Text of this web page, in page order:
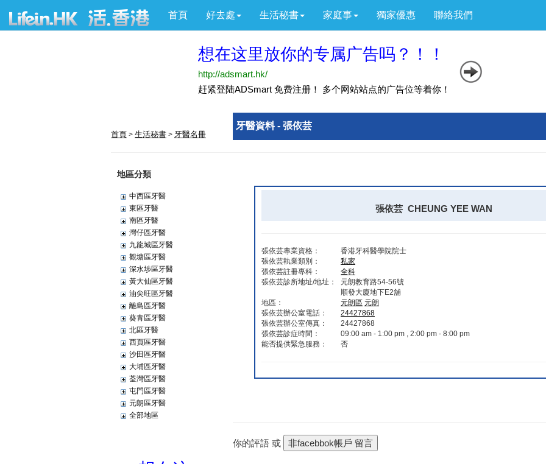
首頁 好去處 生活秘書 家庭事 獨家優惠 聯絡我們
首頁 > 生活秘書 > 牙醫名冊
地區分類
中西區牙醫
東區牙醫
南區牙醫
灣仔區牙醫
九龍城區牙醫
觀塘區牙醫
深水埗區牙醫
黃大仙區牙醫
油尖旺區牙醫
離島區牙醫
葵青區牙醫
北區牙醫
西頁區牙醫
沙田區牙醫
大埔區牙醫
荃灣區牙醫
屯門區牙醫
元朗區牙醫
全部地區
牙醫資料 - 張依芸
張依芸 CHEUNG YEE WAN
張依芸專業資格：
香港牙科醫學院院士
張依芸執業類別：
私家
張依芸註冊專科：
全科
張依芸診所地址/地址：
元朗教育路54-56號
順發大廈地下E2舖
地區：
元朗區 元朗‎
張依芸辦公室電話：
24427868
張依芸辦公室傳真：
24427868
張依芸診症時間：
09:00 am - 1:00 pm , 2:00 pm - 8:00 pm
能否提供緊急服務：
否
你的評語 或